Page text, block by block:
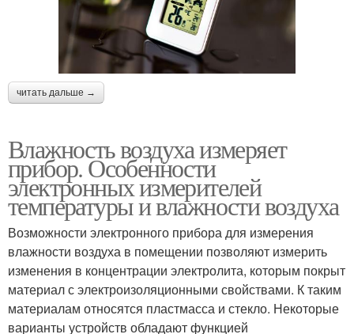
читать дальше →
Влажность воздуха измеряет
прибор. Особенности
электронных измерителей
температуры и влажности воздуха
Возможности электронного прибора для измерения
влажности воздуха в помещении позволяют измерить
изменения в концентрации электролита, которым покрыт
материал с электроизоляционными свойствами. К таким
материалам относятся пластмасса и стекло. Некоторые
варианты устройств обладают функцией